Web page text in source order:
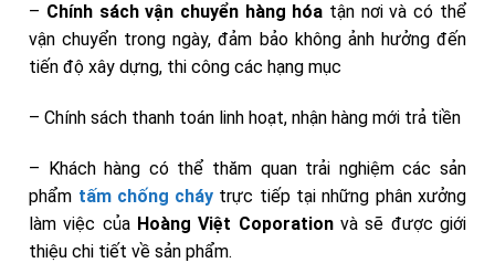
– Chính sách vận chuyển hàng hóa tận nơi và có thể
vận chuyển trong ngày, đảm bảo không ảnh hưởng đến
tiến độ xây dựng, thi công các hạng mục
– Chính sách thanh toán linh hoạt, nhận hàng mới trả tiền
– Khách hàng có thể thăm quan trải nghiệm các sản
phẩm tấm chống cháy trực tiếp tại những phân xưởng
làm việc của Hoàng Việt Coporationvà sẽ được giới
thiệu chi tiết về sản phẩm.